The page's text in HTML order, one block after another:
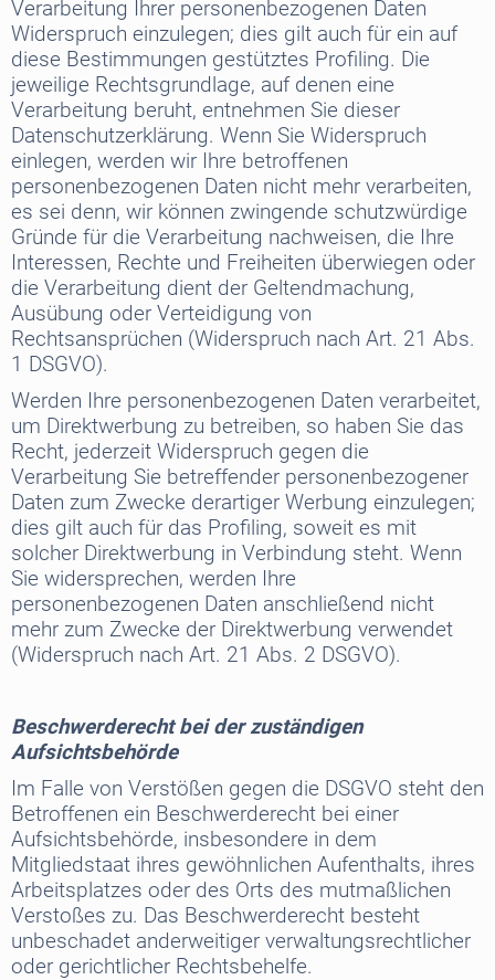
Verarbeitung Ihrer personenbezogenen Daten
Widerspruch einzulegen; dies gilt auch für ein auf
diese Bestimmungen gestütztes Profiling. Die
jeweilige Rechtsgrundlage, auf denen eine
Verarbeitung beruht, entnehmen Sie dieser
Datenschutzerklärung. Wenn Sie Widerspruch
einlegen, werden wir Ihre betroffenen
personenbezogenen Daten nicht mehr verarbeiten,
es sei denn, wir können zwingende schutzwürdige
Gründe für die Verarbeitung nachweisen, die Ihre
Interessen, Rechte und Freiheiten überwiegen oder
die Verarbeitung dient der Geltendmachung,
Ausübung oder Verteidigung von
Rechtsansprüchen (Widerspruch nach Art. 21 Abs.
1 DSGVO).
Werden Ihre personenbezogenen Daten verarbeitet,
um Direktwerbung zu betreiben, so haben Sie das
Recht, jederzeit Widerspruch gegen die
Verarbeitung Sie betreffender personenbezogener
Daten zum Zwecke derartiger Werbung einzulegen;
dies gilt auch für das Profiling, soweit es mit
solcher Direktwerbung in Verbindung steht. Wenn
Sie widersprechen, werden Ihre
personenbezogenen Daten anschließend nicht
mehr zum Zwecke der Direktwerbung verwendet
(Widerspruch nach Art. 21 Abs. 2 DSGVO).
Beschwerderecht bei der zuständigen
Aufsichtsbehörde
Im Falle von Verstößen gegen die DSGVO steht den
Betroffenen ein Beschwerderecht bei einer
Aufsichtsbehörde, insbesondere in dem
Mitgliedstaat ihres gewöhnlichen Aufenthalts, ihres
Arbeitsplatzes oder des Orts des mutmaßlichen
Verstoßes zu. Das Beschwerderecht besteht
unbeschadet anderweitiger verwaltungsrechtlicher
oder gerichtlicher Rechtsbehelfe.